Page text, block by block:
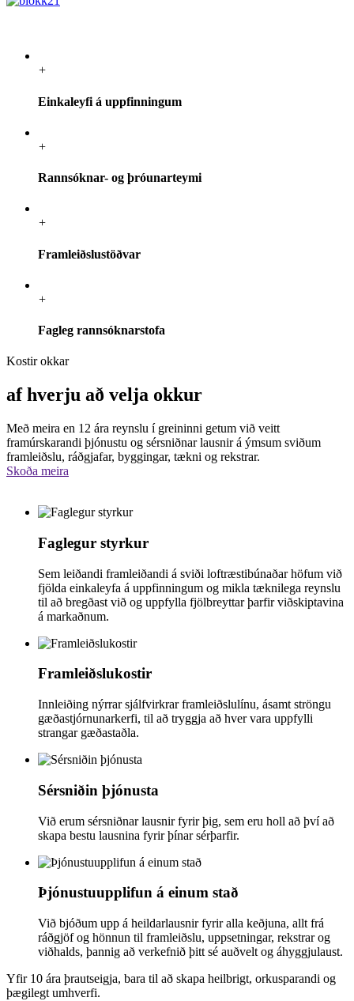
+
Einkaleyfi á uppfinningum
+
Rannsóknar- og þróunarteymi
+
Framleiðslustöðvar
+
Fagleg rannsóknarstofa
Kostir okkar
af hverju að velja okkur
Með meira en 12 ára reynslu í greininni getum við veitt
framúrskarandi þjónustu og sérsniðnar lausnir á ýmsum sviðum
framleiðslu, ráðgjafar, byggingar, tækni og rekstrar.
Skoða meira
Faglegur styrkur
Sem leiðandi framleiðandi á sviði loftræstibúnaðar höfum við
fjölda einkaleyfa á uppfinningum og mikla tæknilega reynslu
til að bregðast við og uppfylla fjölbreyttar þarfir viðskiptavina
á markaðnum.
Framleiðslukostir
Innleiðing nýrrar sjálfvirkrar framleiðslulínu, ásamt ströngu
gæðastjórnunarkerfi, til að tryggja að hver vara uppfylli
strangar gæðastaðla.
Sérsniðin þjónusta
Við erum sérsniðnar lausnir fyrir þig, sem eru holl að því að
skapa bestu lausnina fyrir þínar sérþarfir.
Þjónustuupplifun á einum stað
Við bjóðum upp á heildarlausnir fyrir alla keðjuna, allt frá
ráðgjöf og hönnun til framleiðslu, uppsetningar, rekstrar og
viðhalds, þannig að verkefnið þitt sé auðvelt og áhyggjulaust.
Yfir 10 ára þrautseigja, bara til að skapa heilbrigt, orkusparandi og
þægilegt umhverfi.